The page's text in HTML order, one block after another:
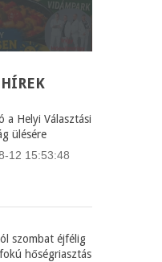
HÍREK
a Helyi Választási
ülésére
12 15:53:48
szombat éjfélig
hőségriasztás